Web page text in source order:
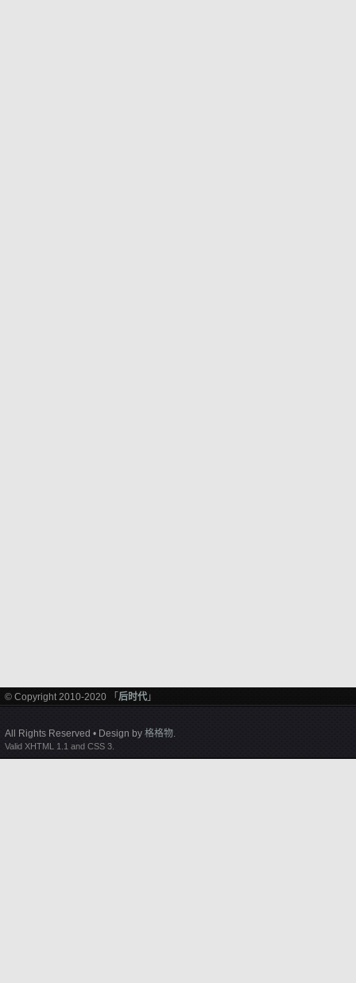
© Copyright 2010-2020 「 后时代 」
All Rights Reserved • Design by 格格物.
Valid XHTML 1.1 and CSS 3.